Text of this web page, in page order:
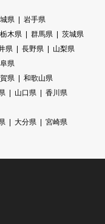
県
岩手県
栃木県 群馬県
茨城県
県 長野県
山梨県
県
県
和歌山県
山口県
香川県
大分県
宮崎県